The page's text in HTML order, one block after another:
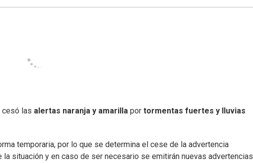
cesó las alertas naranja y amarilla por tormentas fuertes y lluvias
temporaria, por lo que se determina el cese de la advertencia
situación y en caso de ser necesario se emitirán nuevas advertencias